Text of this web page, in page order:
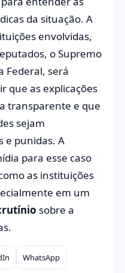
da situação. A
envolvidas,
o Supremo
Federal, será
que as explicações
transparente e que
sejam
e punidas. A
para esse caso
as instituições
em um
sobre a
WhatsApp